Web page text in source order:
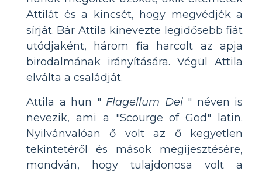
Attilát és a kincsét, hogy megvédjék a
sírját. Bár Attila kinevezte legidősebb fiát
utódjaként, három fia harcolt az apja
birodalmának irányítására. Végül Attila
elválta a családját.
Attila a hun " Flagellum Dei" néven is
nevezik, ami a "Scourge of God" latin.
Nyilvánvalóan ő volt az ő kegyetlen
tekintetéről és mások megijesztésére,
mondván, hogy tulajdonosa volt a